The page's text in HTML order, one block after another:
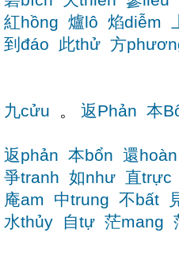
紅hồng 爐lô 焰diễm
到đáo
此thử 方
九cửu 。 返Phản 本
返phản 本bổn 還hoàn
爭tranh 如như 直trực
庵am
中trung 不bất
水thủy
自tự 茫mang